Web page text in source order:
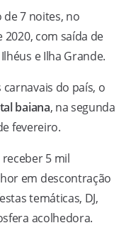
de 7 noites, no
com saída de
e Ilha Grande.
do país, o
baiana, na segunda
fevereiro.
5 mil
em descontração
temáticas, DJ,
acolhedora.